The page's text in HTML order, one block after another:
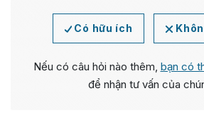
Có hữu ích
Nếu có câu hỏi nào thêm, bạn có
để nhận tư vấn của